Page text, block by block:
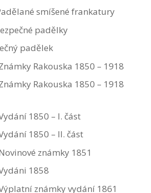
smíšené frankatury
padělky
padělek
Rakouska 1850 – 1918
Rakouska 1850 – 1918
1850 – I. část
1850 – II. část
známky 1851
1858
známky vydání 1861